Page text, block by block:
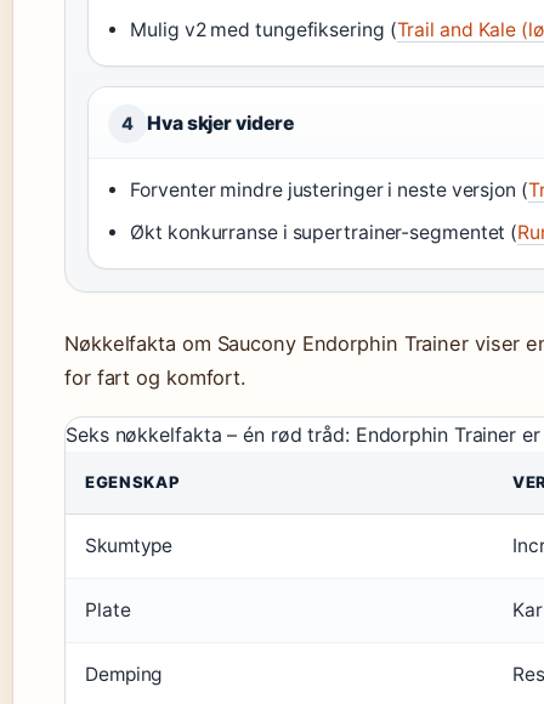
Mulig v2 med tungefiksering (Trail and Kale
4 Hva skjer videre
Forventer mindre justeringer i neste versjon (
Økt konkurranse i supertrainer-segmentet (
Nøkkelfakta om Saucony Endorphin Trainer viser
for fart og komfort.
Seks nøkkelfakta – én rød tråd: Endorphin Trainer
EGENSKAP
Skumtype
Plate
Demping